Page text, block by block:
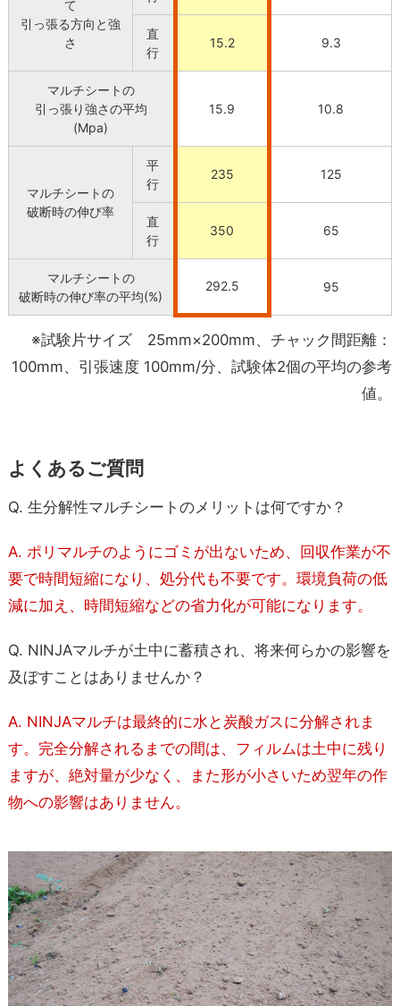
て
引っ張る方向と強
さ
直
行
15.2 9.3
マルチシートの
引っ張り強さの平均
(Mpa)
15.9 10.8
マルチシートの
破断時の伸び率
平
行
235 125
直
行
350 65
マルチシートの
破断時の伸び率の平均(%)
292.5 95
※試験片サイズ 25mm×200mm、チャック間距離：
100mm、引張速度 100mm/分、試験体2個の平均の参考
値。
よくあるご質問
Q. 生分解性マルチシートのメリットは何ですか？
A. ポリマルチのようにゴミが出ないため、回収作業が不
要で時間短縮になり、処分代も不要です。環境負荷の低
減に加え、時間短縮などの省力化が可能になります。
Q. NINJAマルチが土中に蓄積され、将来何らかの影響を
及ぼすことはありませんか？
A. NINJAマルチは最終的に水と炭酸ガスに分解されま
す。完全分解されるまでの間は、フィルムは土中に残り
ますが、絶対量が少なく、また形が小さいため翌年の作
物への影響はありません。